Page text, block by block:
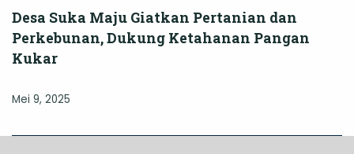
Desa Suka Maju Giatkan Pertanian dan
Perkebunan, Dukung Ketahanan Pangan
Kukar
Mei 9, 2025